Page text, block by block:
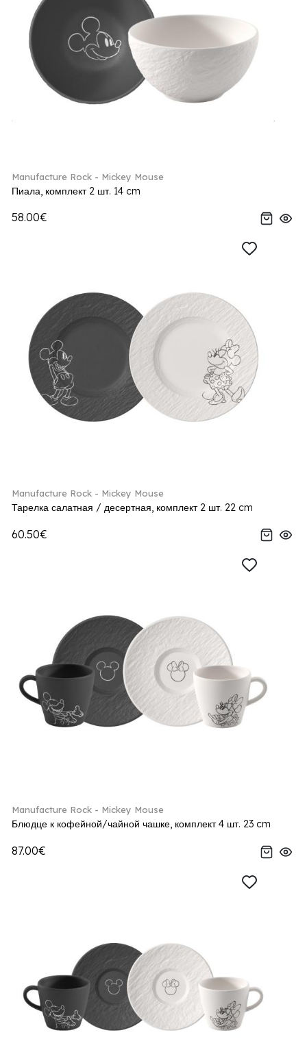
Manufacture Rock - Mickey Mouse
Пиала, комплект 2 шт. 14 cm
58.00€
Manufacture Rock - Mickey Mouse
Тарелка салатная / десертная, комплект 2 шт. 22 cm
60.50€
Manufacture Rock - Mickey Mouse
Блюдце к кофейной/чайной чашке, комплект 4 шт. 23 cm
87.00€